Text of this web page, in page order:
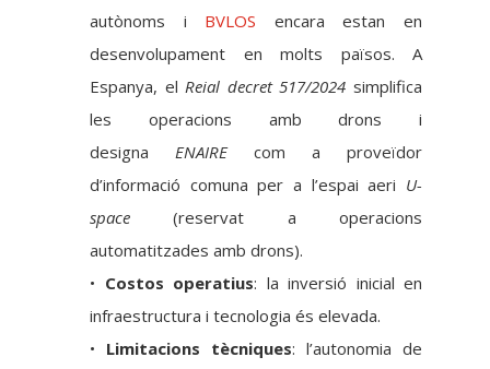
autònoms i BVLOS encara estan en
desenvolupament en molts països. A
Espanya, elReial decret 517/2024 simplifica
les operacions amb drons i
designa ENAIREcom a proveïdor
d’informació comuna per a l’espai aeri U-
space (reservat a operacions
automatitzades amb drons).
• Costos operatius: la inversió inicial en
infraestructura i tecnologia és elevada.
• Limitacions tècniques: l’autonomia de